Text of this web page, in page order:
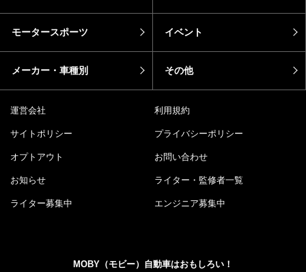
モータースポーツ イベント
メーカー・車種別 その他
運営会社 利用規約
サイトポリシー プライバシーポリシー
オプトアウト お問い合わせ
お知らせ ライター・監修者一覧
ライター募集中 エンジニア募集中
MOBY（モビー）自動車はおもしろい！